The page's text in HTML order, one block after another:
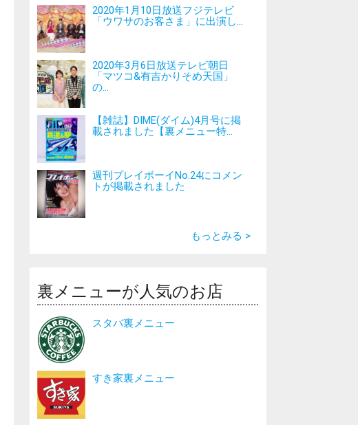
2020年1月10日放送フジテレビ
「ウワサのお客さま」に出演し...
2020年3月6日放送テレビ朝日
「マツコ&有吉かりそめ天国」
の...
【雑誌】DIME(ダイム)4月号に掲
載されました【裏メニュー特...
週刊プレイボーイNo.24にコメン
トが掲載されました
もっとみる >
裏メニューが人気のお店
スタバ裏メニュー
すき家裏メニュー